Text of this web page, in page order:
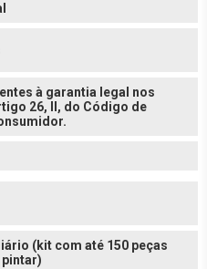
à garantia legal nos
26, II, do Código de
(kit com até 150 peças